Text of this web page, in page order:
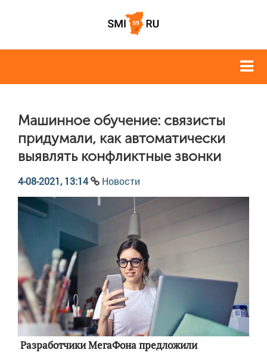
Машинное обучение: связисты
придумали, как автоматически
выявлять конфликтные звонки
4-08-2021, 13:14 Новости
Разработчики МегаФона предложили